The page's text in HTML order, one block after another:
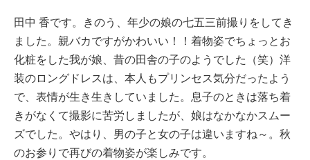
田中 香です。きのう、年少の娘の七五三前撮りをしてき
ました。親バカですがかわいい！！着物姿でちょっとお
化粧をした我が娘、昔の田舎の子のようでした（笑）洋
装のロングドレスは、本人もプリンセス気分だったよう
で、表情が生き生きしていました。息子のときは落ち着
きがなくて撮影に苦労しましたが、娘はなかなかスムー
ズでした。やはり、男の子と女の子は違いますね～。秋
のお参りで再びの着物姿が楽しみです。